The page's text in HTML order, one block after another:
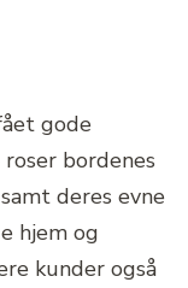
gode
bordenes
deres evne
hjem og
kunder også